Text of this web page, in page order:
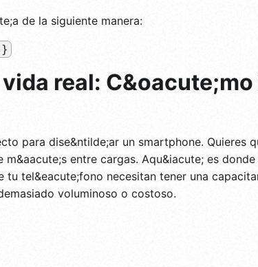
de la siguiente manera:
real:
para dise&ntilde;ar un smartphone. Quieres
entre cargas. Aqu&iacute; es
tel&eacute;fono necesitan tener una
voluminoso o costoso.